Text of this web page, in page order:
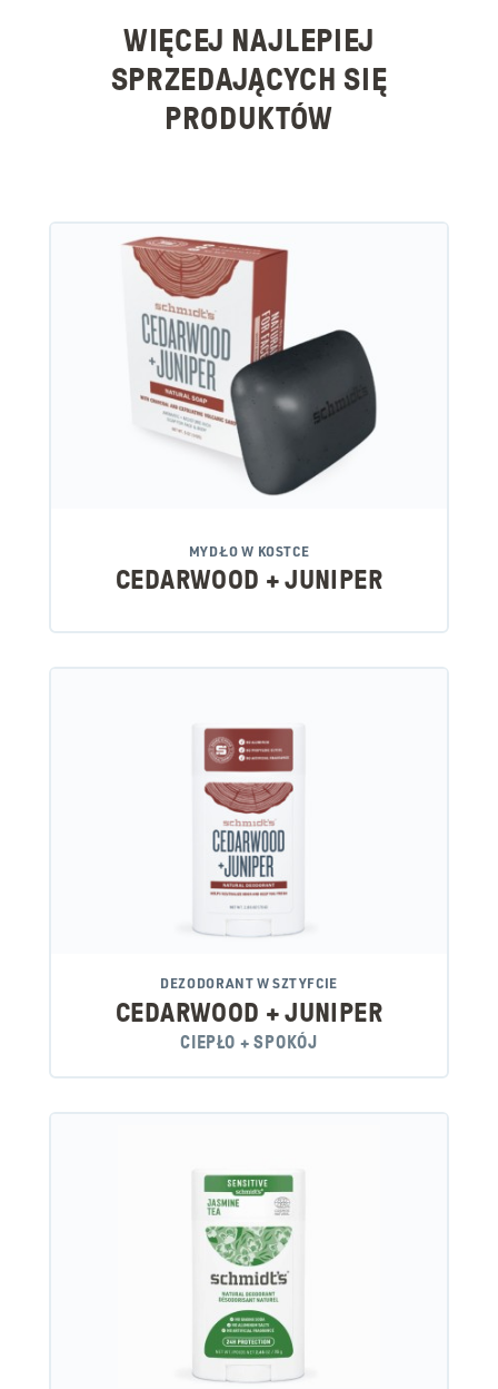
WIĘCEJ NAJLEPIEJ
SPRZEDAJĄCYCH SIĘ
PRODUKTÓW
MYDŁO W KOSTCE
CEDARWOOD + JUNIPER
DEZODORANT W SZTYFCIE
CEDARWOOD + JUNIPER
CIEPŁO + SPOKÓJ